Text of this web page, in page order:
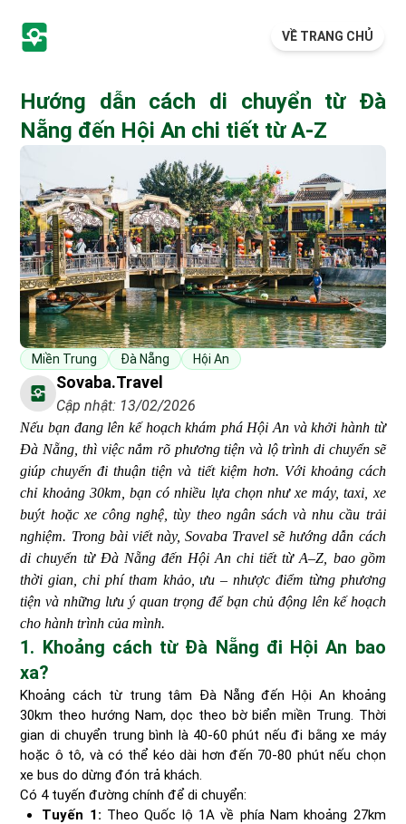
VỀ TRANG CHỦ
Hướng dẫn cách di chuyển từ Đà
Nẵng đến Hội An chi tiết từ A-Z
Miền Trung Đà Nẵng Hội An
Sovaba.travel
Cập nhật: 13/02/2026
Nếu bạn đang lên kế hoạch khám phá Hội An và khởi hành từ
Đà Nẵng, thì việc nắm rõ phương tiện và lộ trình di chuyển sẽ
giúp chuyến đi thuận tiện và tiết kiệm hơn. Với khoảng cách
chỉ khoảng 30km, bạn có nhiều lựa chọn như xe máy, taxi, xe
buýt hoặc xe công nghệ, tùy theo ngân sách và nhu cầu trải
nghiệm. Trong bài viết này, Sovaba Travel sẽ hướng dẫn cách
di chuyển từ Đà Nẵng đến Hội An chi tiết từ A–Z, bao gồm
thời gian, chi phí tham khảo, ưu – nhược điểm từng phương
tiện và những lưu ý quan trọng để bạn chủ động lên kế hoạch
cho hành trình của mình.
1. Khoảng cách từ Đà Nẵng đi Hội An bao
xa?
Khoảng cách từ trung tâm Đà Nẵng đến Hội An khoảng
30km theo hướng Nam, dọc theo bờ biển miền Trung. Thời
gian di chuyển trung bình là 40-60 phút nếu đi bằng xe máy
hoặc ô tô, và có thể kéo dài hơn đến 70-80 phút nếu chọn
xe bus do dừng đón trả khách.
Có 4 tuyến đường chính để di chuyển:
Tuyến 1: Theo Quốc lộ 1A về phía Nam khoảng 27km